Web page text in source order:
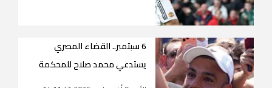
6 سبتمبر.. القضاء المصري
يستدعي محمد صلاح للمحكمة